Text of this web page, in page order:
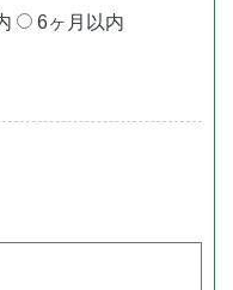
6ヶ⽉以内